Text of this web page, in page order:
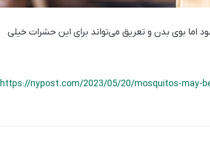
بوی بدن و تعریق می‌تواند برای این حشرات خیلی
https://nypost.com/2023/05/20/mosquitos-may-